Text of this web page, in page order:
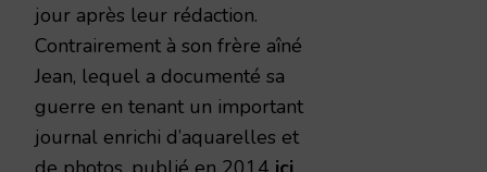
jour après leur rédaction.
Contrairement à son frère aîné
Jean, lequel a documenté sa
guerre en tenant un important
journal enrichi d’aquarelles et